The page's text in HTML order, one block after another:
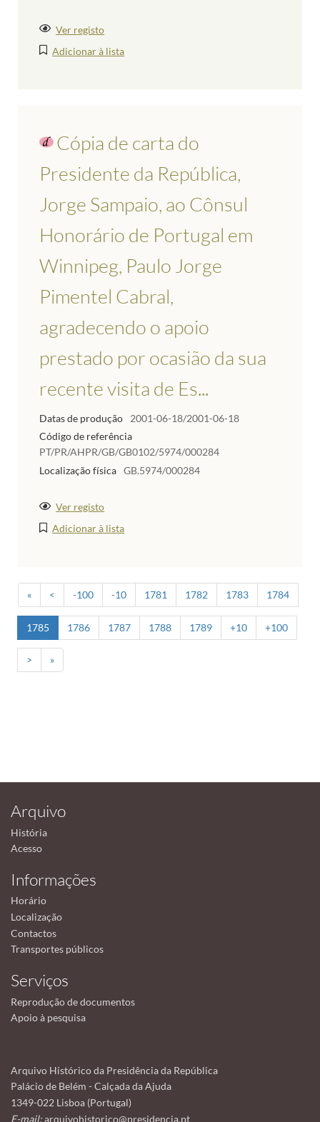
Ver registo
Adicionar à lista
Cópia de carta do
Presidente da República,
Jorge Sampaio, ao Cônsul
Honorário de Portugal em
Winnipeg, Paulo Jorge
Pimentel Cabral,
agradecendo o apoio
prestado por ocasião da sua
recente visita de Es...
Datas de produção
2001-06-18/2001-06-18
Código de referência
PT/PR/AHPR/GB/GB0102/5974/000284
Localização física GB.5974/000284
Ver registo
Adicionar à lista
« < -100 -10 1781 1782 1783 1784
1785 1786 1787 1788 1789 +10 +100
> »
Arquivo
História
Acesso
Informações
Horário
Localização
Contactos
Transportes públicos
Serviços
Reprodução de documentos
Apoio à pesquisa
Arquivo Histórico da Presidência da República
Palácio de Belém - Calçada da Ajuda
1349-022 Lisboa (Portugal)
E-mail:arquivohistorico@presidencia.pt